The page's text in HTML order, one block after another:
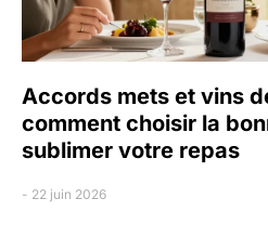
Accords mets et vins
comment choisir la
sublimer votre repas
22 juin 2026